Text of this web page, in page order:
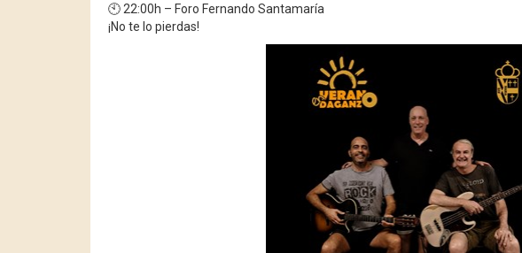
🕙 22:00h – Foro Fernando Santamaría
¡No te lo pierdas!